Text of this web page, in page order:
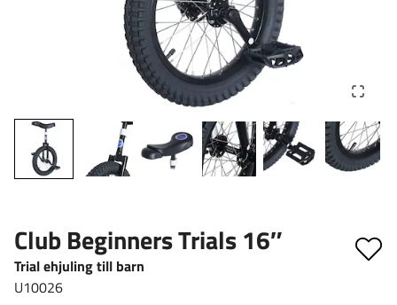
Club Beginners Trials 16″
Trial ehjuling till barn
U10026